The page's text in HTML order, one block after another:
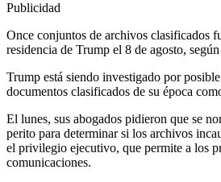
Publicidad
Once conjuntos de archivos clasificados
residencia de Trump el 8 de agosto,
Trump está siendo investigado por
documentos clasificados de su época
El lunes, sus abogados pidieron que se
perito para determinar si los archivos
el privilegio ejecutivo, que permite a los
comunicaciones.